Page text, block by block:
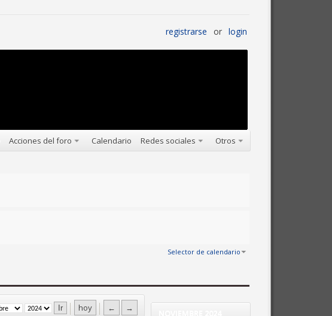
registrarse or login
Acciones del foro Calendario Redes sociales Otros
Selector de calendario
hoy ← →